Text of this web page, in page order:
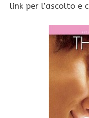
link per l’ascolto e